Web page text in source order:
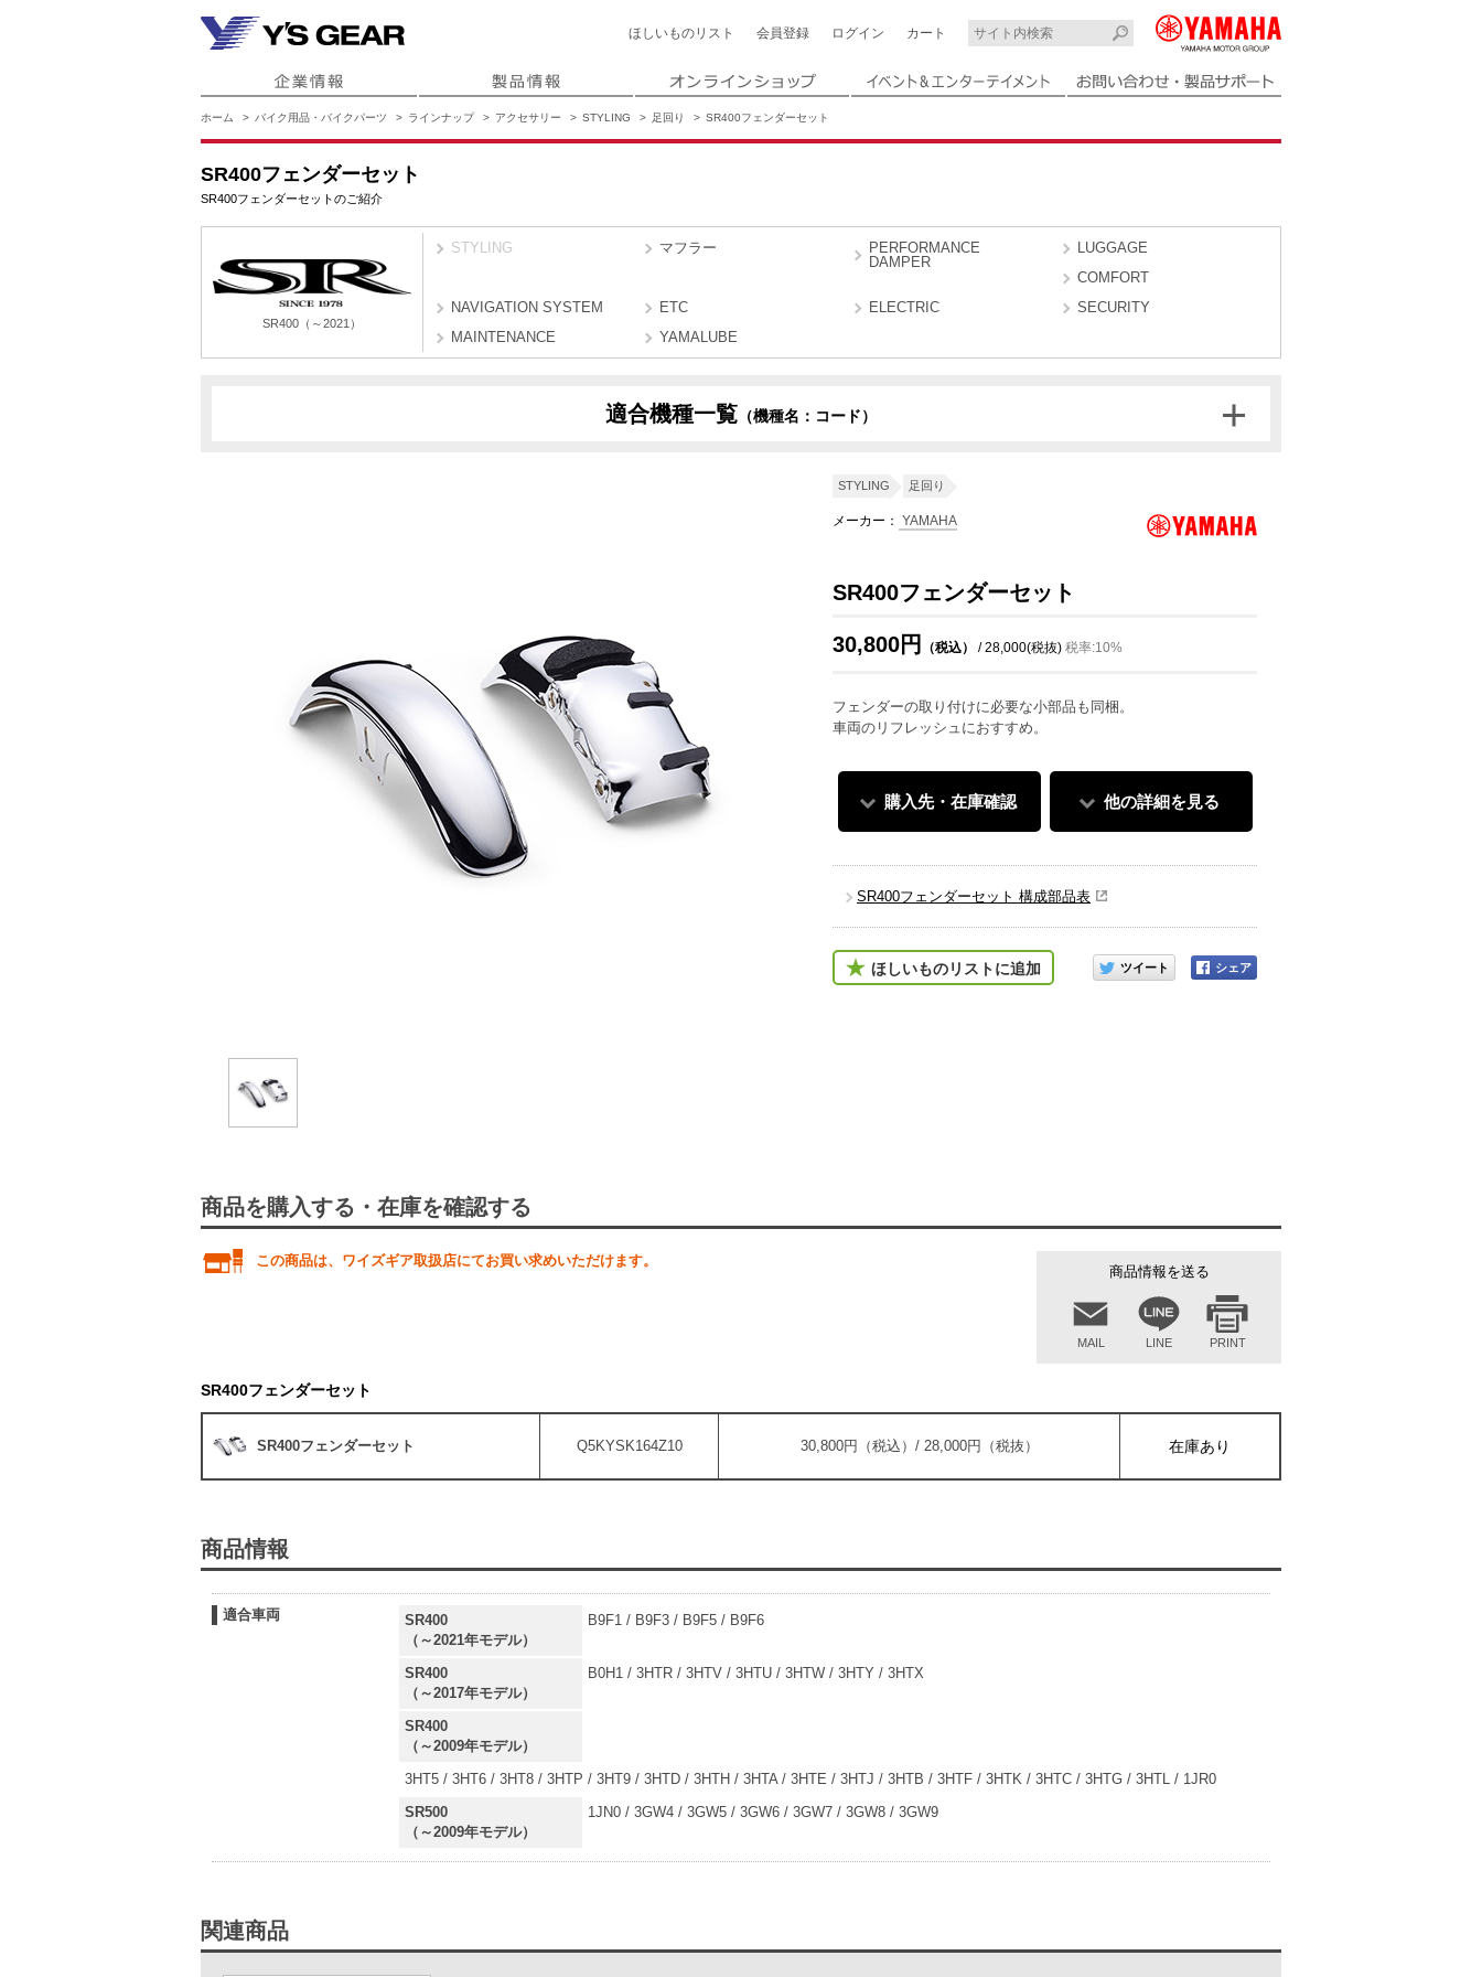
ほしいもの リスト 会員登録 ログイン カート
ホーム バイク用品・バイクパーツ ラインナップ アクセサリー STYLING 足回り SR400フェンダーセット
SR400フェンダーセット
SR400フェンダーセットのご紹介
SR400（～2021）
STYLING マフラー
PERFORMANCE
DAMPER
LUGGAGE
COMFORT
NAVIGATION SYSTEM
ETC ELECTRIC
SECURITY
MAINTENANCE
YAMALUBE
適合機種一覧 （機種名：コード）
STYLING 足回り
メーカー： YAMAHA
SR400フェンダーセット
30,800円 （税込） / 28,000(税抜) 税率:10%
フェンダーの取り付けに必要な小部品も同梱。
車両のリフレッシュにおすすめ。
購入先・在庫確認 他の詳細を見る
SR400フェンダーセット 構成部品表
ほしいものリストに追加
このアイテムをシェアする
商品を購入する・在庫を確認する
商品情報を送る
MAIL LINE PRINT
この商品は、ワイズギア取扱店にてお買い求めいただけます。
SR400フェンダーセット
SR400フェンダーセット Q5KYSK164Z10 30,800円（税込）/ 28,000円（税抜） 在庫あり
商品情報
適合車両
SR400
（～2021年モデル）
B9F1 / B9F3 / B9F5 / B9F6
SR400
（～2017年モデル）
B0H1 / 3HTR / 3HTV / 3HTU / 3HTW / 3HTY / 3HTX
SR400
（～2009年モデル）
3HT5 / 3HT6 / 3HT8 / 3HTP / 3HT9 / 3HTD / 3HTH / 3HTA / 3HTE / 3HTJ / 3HTB / 3HTF / 3HTK / 3HTC / 3HTG / 3HTL / 1JR0
SR500
（～2009年モデル）
1JN0 / 3GW4 / 3GW5 / 3GW6 / 3GW7 / 3GW8 / 3GW9
関連商品